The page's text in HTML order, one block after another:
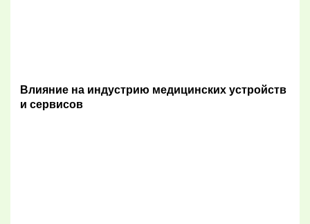
Влияние на индустрию медицинских устройств
и сервисов